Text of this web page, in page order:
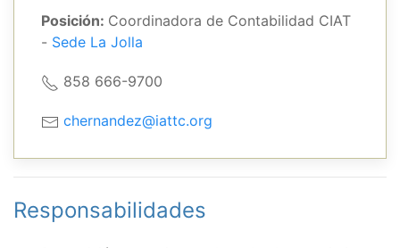
Posición: Coordinadora de Contabilidad CIAT
- Sede La Jolla
858 666-9700
chernandez@iattc.org
Responsabilidades